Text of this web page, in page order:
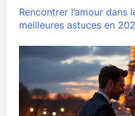
Rencontrer l’amour dans
meilleures astuces en